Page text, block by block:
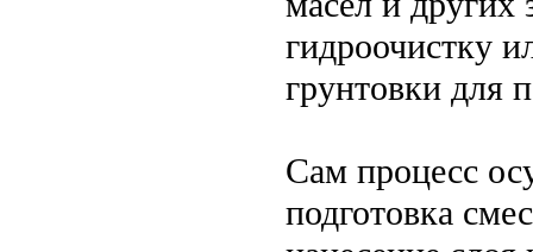
гидроочистку
грунтовки для
Сам процесс
подготовка